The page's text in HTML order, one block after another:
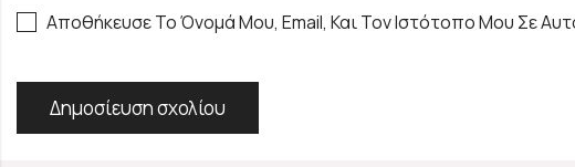
Αποθήκευσε Το Όνομά Μου, Email, Και Τον Ιστότοπο Μου Σε